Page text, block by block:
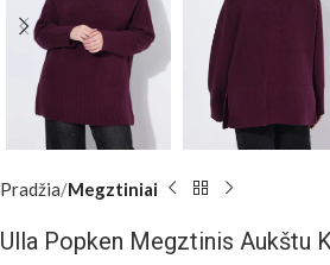
Pradžia Megztiniai
Ulla Popken Megztinis Aukštu